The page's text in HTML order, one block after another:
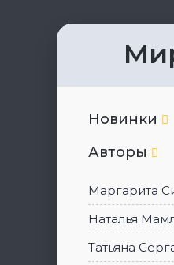
Новинки
Авторы
Маргарита
Наталья
Татьяна